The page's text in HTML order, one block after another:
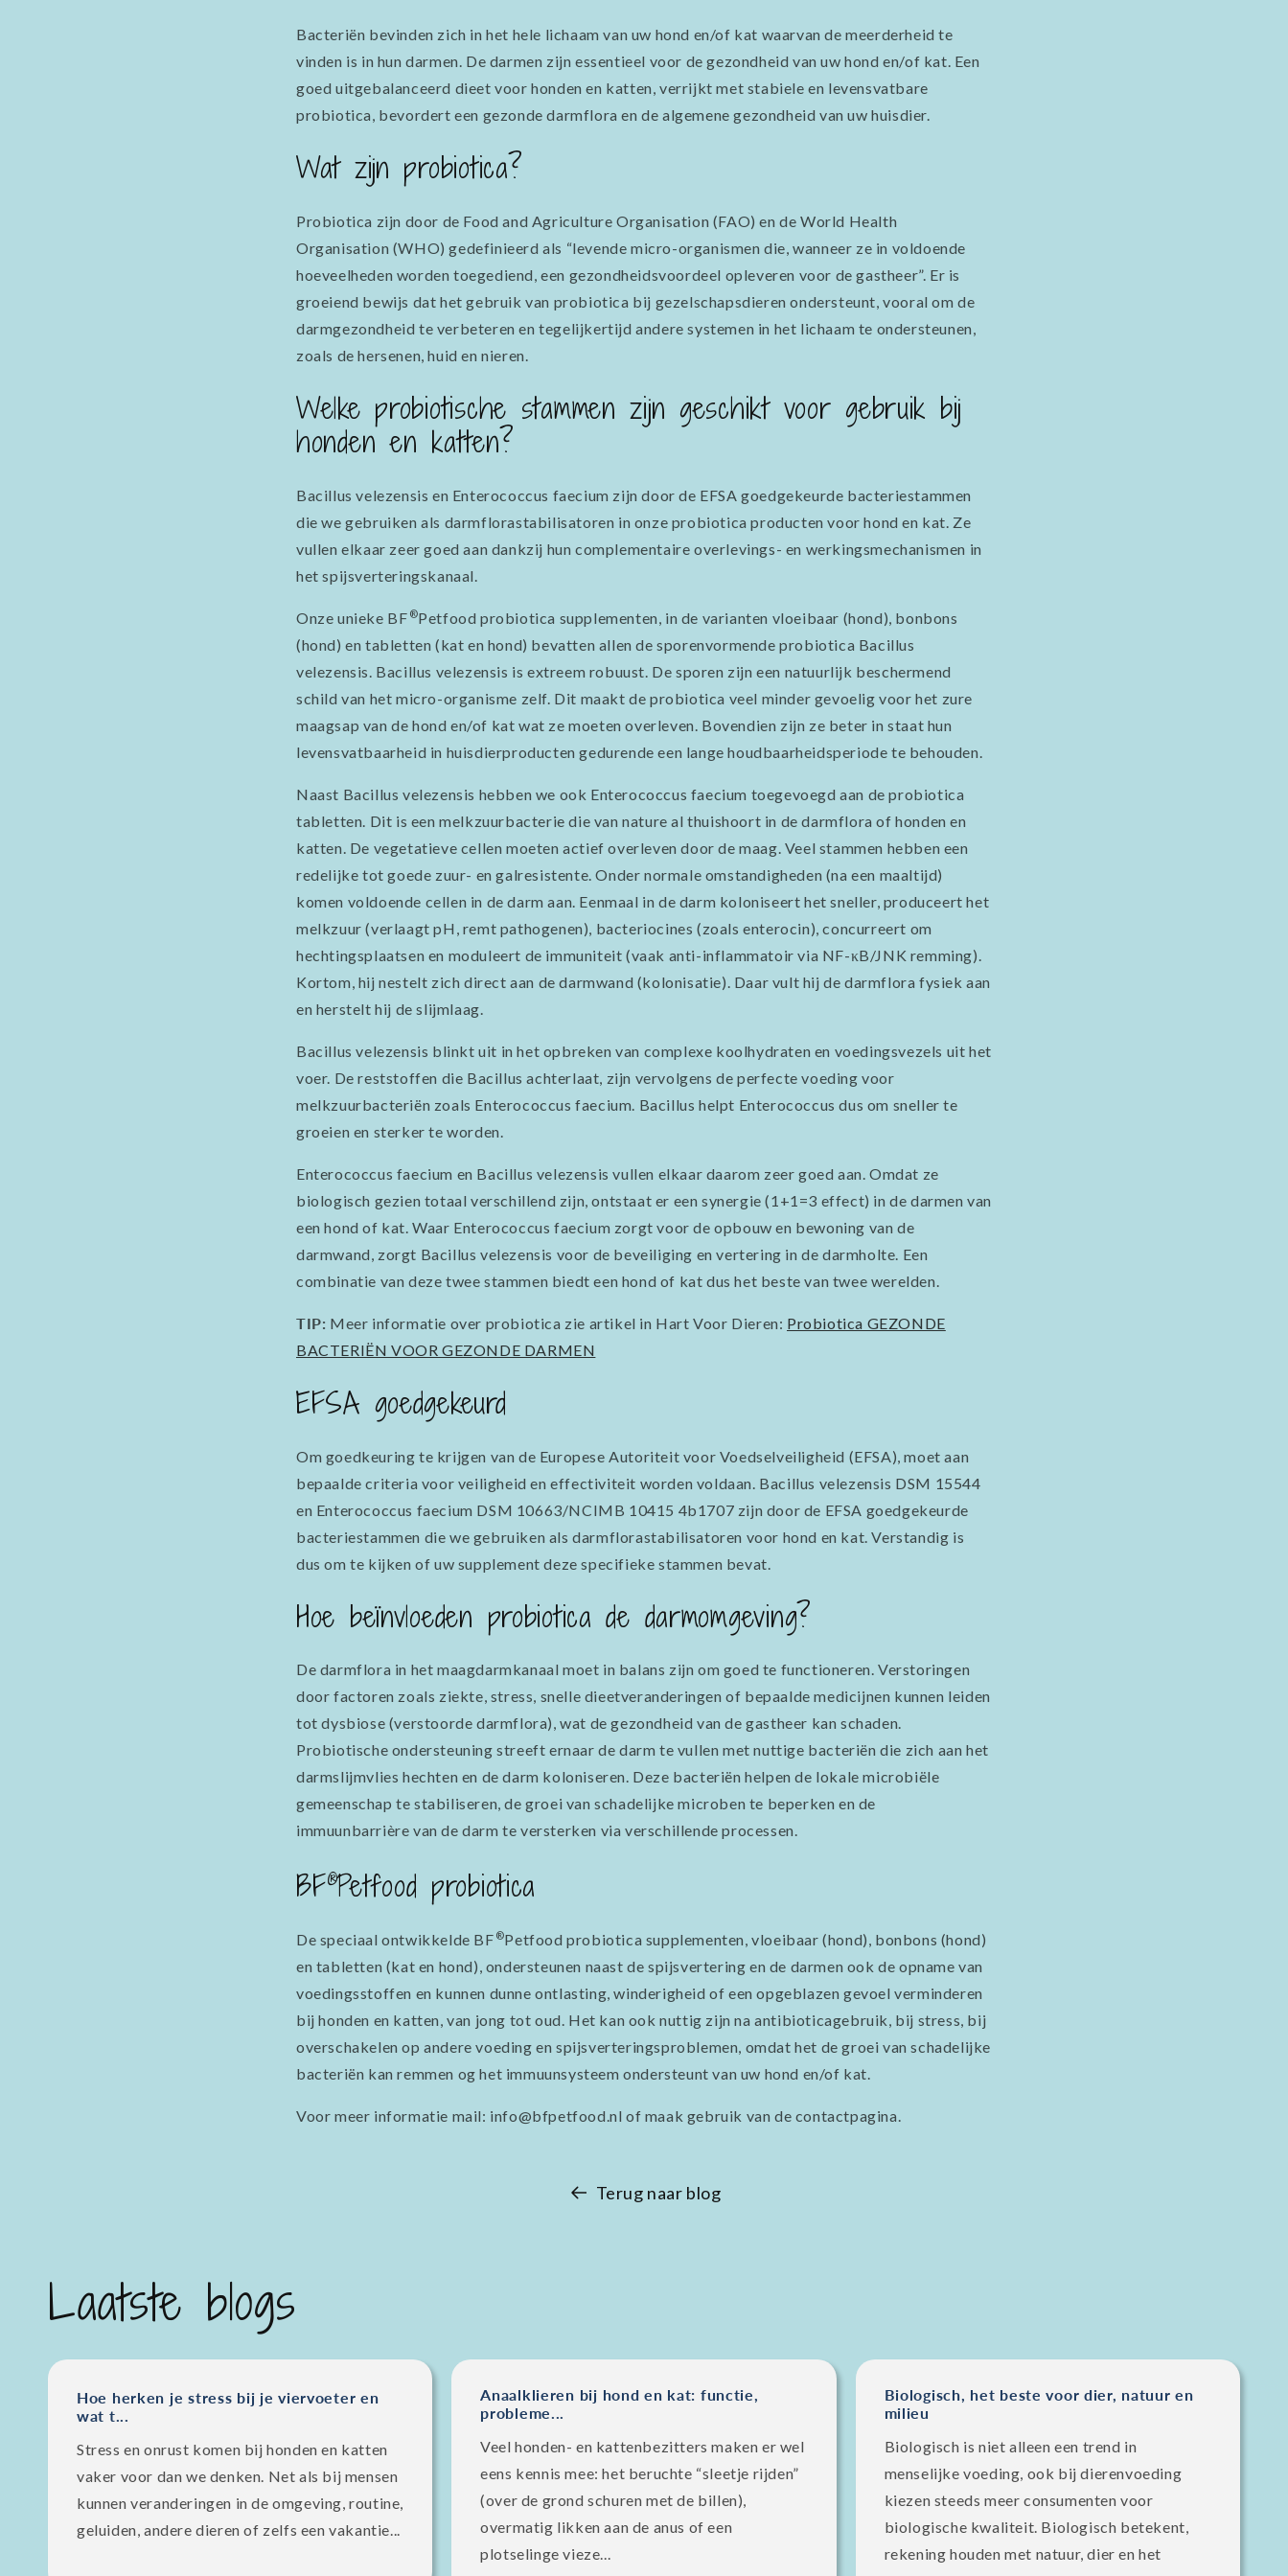
Bacteriën bevinden zich in het hele lichaam van uw hond en/of kat waarvan de meerderheid te
vinden is in hun darmen. De darmen zijn essentieel voor de gezondheid van uw hond en/of kat. Een
goed uitgebalanceerd dieet voor honden en katten, verrijkt met stabiele en levensvatbare
probiotica, bevordert een gezonde darmflora en de algemene gezondheid van uw huisdier.
Wat zijn probiotica?
Probiotica zijn door de Food and Agriculture Organisation (FAO) en de World Health
Organisation (WHO) gedefinieerd als “levende micro-organismen die, wanneer ze in voldoende
hoeveelheden worden toegediend, een gezondheidsvoordeel opleveren voor de gastheer”. Er is
groeiend bewijs dat het gebruik van probiotica bij gezelschapsdieren ondersteunt, vooral om de
darmgezondheid te verbeteren en tegelijkertijd andere systemen in het lichaam te ondersteunen,
zoals de hersenen, huid en nieren.
Welke probiotische stammen zijn geschikt voor gebruik bij
honden en katten?
Bacillus velezensis en Enterococcus faecium zijn door de EFSA goedgekeurde bacteriestammen
die we gebruiken als darmflorastabilisatoren in onze probiotica producten voor hond en kat. Ze
vullen elkaar zeer goed aan dankzij hun complementaire overlevings- en werkingsmechanismen in
het spijsverteringskanaal.
Onze unieke BF ®Petfood probiotica supplementen, in de varianten vloeibaar (hond), bonbons
(hond) en tabletten (kat en hond) bevatten allen de sporenvormende probiotica Bacillus
velezensis. Bacillus velezensis is extreem robuust. De sporen zijn een natuurlijk beschermend
schild van het micro-organisme zelf. Dit maakt de probiotica veel minder gevoelig voor het zure
maagsap van de hond en/of kat wat ze moeten overleven. Bovendien zijn ze beter in staat hun
levensvatbaarheid in huisdierproducten gedurende een lange houdbaarheidsperiode te behouden.
Naast Bacillus velezensis hebben we ook Enterococcus faecium toegevoegd aan de probiotica
tabletten. Dit is een melkzuurbacterie die van nature al thuishoort in de darmflora of honden en
katten. De vegetatieve cellen moeten actief overleven door de maag. Veel stammen hebben een
redelijke tot goede zuur- en galresistente. Onder normale omstandigheden (na een maaltijd)
komen voldoende cellen in de darm aan. Eenmaal in de darm koloniseert het sneller, produceert het
melkzuur (verlaagt pH, remt pathogenen), bacteriocines (zoals enterocin), concurreert om
hechtingsplaatsen en moduleert de immuniteit (vaak anti-inflammatoir via NF-κB/JNK remming).
Kortom, hij nestelt zich direct aan de darmwand (kolonisatie). Daar vult hij de darmflora fysiek aan
en herstelt hij de slijmlaag.
Bacillus velezensis blinkt uit in het opbreken van complexe koolhydraten en voedingsvezels uit het
voer. De reststoffen die Bacillus achterlaat, zijn vervolgens de perfecte voeding voor
melkzuurbacteriën zoals Enterococcus faecium. Bacillus helpt Enterococcus dus om sneller te
groeien en sterker te worden.
Enterococcus faecium en Bacillus velezensis vullen elkaar daarom zeer goed aan. Omdat ze
biologisch gezien totaal verschillend zijn, ontstaat er een synergie (1+1=3 effect) in de darmen van
een hond of kat. Waar Enterococcus faecium zorgt voor de opbouw en bewoning van de
darmwand, zorgt Bacillus velezensis voor de beveiliging en vertering in de darmholte. Een
combinatie van deze twee stammen biedt een hond of kat dus het beste van twee werelden.
TIP: Meer informatie over probiotica zie artikel in Hart Voor Dieren: Probiotica GEZONDE
BACTERIËN VOOR GEZONDE DARMEN
EFSA goedgekeurd
Om goedkeuring te krijgen van de Europese Autoriteit voor Voedselveiligheid (EFSA), moet aan
bepaalde criteria voor veiligheid en effectiviteit worden voldaan. Bacillus velezensis DSM 15544
en Enterococcus faecium DSM 10663/NCIMB 10415 4b1707 zijn door de EFSA goedgekeurde
bacteriestammen die we gebruiken als darmflorastabilisatoren voor hond en kat. Verstandig is
dus om te kijken of uw supplement deze specifieke stammen bevat.
Hoe beïnvloeden probiotica de darmomgeving?
De darmflora in het maagdarmkanaal moet in balans zijn om goed te functioneren. Verstoringen
door factoren zoals ziekte, stress, snelle dieetveranderingen of bepaalde medicijnen kunnen leiden
tot dysbiose (verstoorde darmflora), wat de gezondheid van de gastheer kan schaden.
Probiotische ondersteuning streeft ernaar de darm te vullen met nuttige bacteriën die zich aan het
darmslijmvlies hechten en de darm koloniseren. Deze bacteriën helpen de lokale microbiële
gemeenschap te stabiliseren, de groei van schadelijke microben te beperken en de
immuunbarrière van de darm te versterken via verschillende processen.
BF®Petfood probiotica
De speciaal ontwikkelde BF ®Petfood probiotica supplementen, vloeibaar (hond), bonbons (hond)
en tabletten (kat en hond), ondersteunen naast de spijsvertering en de darmen ook de opname van
voedingsstoffen en kunnen dunne ontlasting, winderigheid of een opgeblazen gevoel verminderen
bij honden en katten, van jong tot oud. Het kan ook nuttig zijn na antibioticagebruik, bij stress, bij
overschakelen op andere voeding en spijsverteringsproblemen, omdat het de groei van schadelijke
bacteriën kan remmen og het immuunsysteem ondersteunt van uw hond en/of kat.
Voor meer informatie mail: info@bfpetfood.nl of maak gebruik van de contactpagina.
Terug naar blog
Laatste blogs
Hoe herken je stress bij je viervoeter en
wat t...
Stress en onrust komen bij honden en katten
vaker voor dan we denken. Net als bij mensen
kunnen veranderingen in de omgeving, routine,
geluiden, andere dieren of zelfs een vakantie...
Anaalklieren bij hond en kat: functie,
probleme...
Veel honden- en kattenbezitters maken er wel
eens kennis mee: het beruchte “sleetje rijden”
(over de grond schuren met de billen),
overmatig likken aan de anus of een
plotselinge vieze...
Biologisch, het beste voor dier, natuur en
milieu
Biologisch is niet alleen een trend in
menselijke voeding, ook bij dierenvoeding
kiezen steeds meer consumenten voor
biologische kwaliteit. Biologisch betekent,
rekening houden met natuur, dier en het